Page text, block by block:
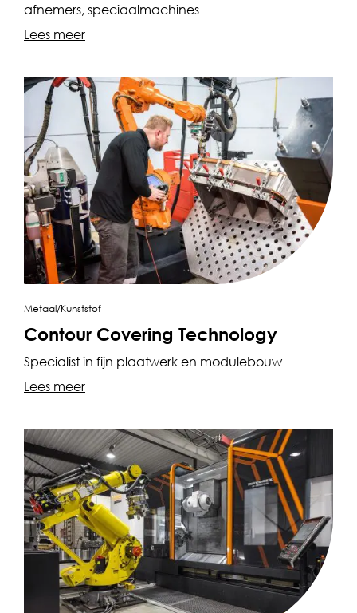
afnemers, speciaalmachines
Lees meer
Metaal/Kunststof
Contour Covering Technology
Specialist in fijn plaatwerk en modulebouw
Lees meer